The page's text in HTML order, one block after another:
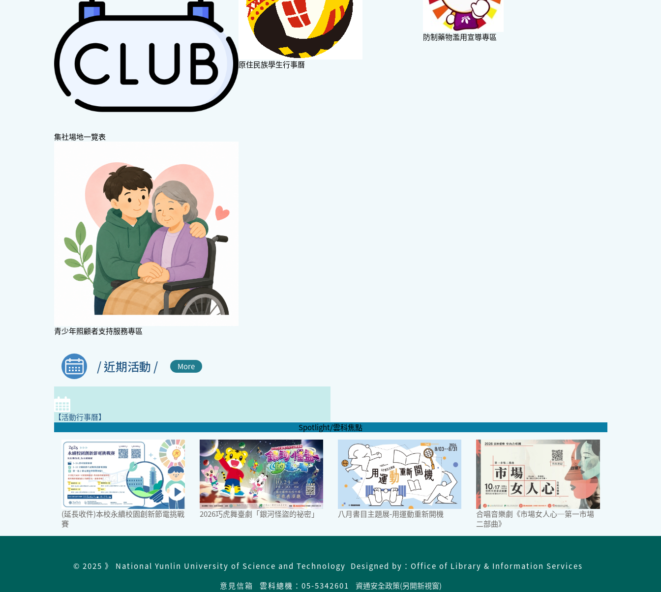
集社場地一覽表
原住民族學生行事曆
防制藥物濫用宣導專區
青少年照顧者支持服務專區
/ 近期活動 / More
【活動行事曆】
Spotlight/雲科焦點
(延長收件)本校永續校園創新節電挑戰
賽
2026巧虎舞臺劇「銀河怪盜的祕密」 八月書目主題展-用運動重新開機
合唱音樂劇《市場女人心─第一市場
二部曲》
© 2025 》 National Yunlin University of Science and Technology Designed by：Office of Library & Information Services
意見信箱
雲科總機：05-5342601 資通安全政策(另開新視窗)